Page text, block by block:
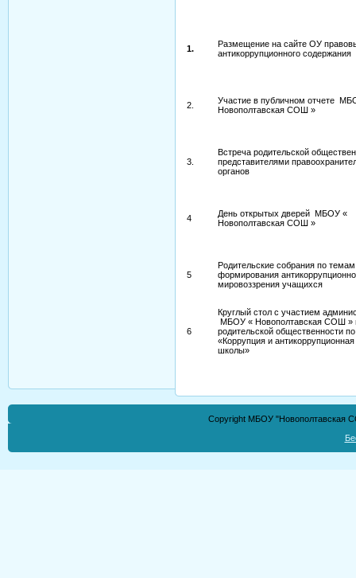
1.
Размещение на сайте ОУ
антикоррупционного содержания
2.
Участие в публичном отчете
Новополтавская СОШ »
3.
Встреча родительской
представителями
органов
4
День открытых дверей МБОУ «
Новополтавская СОШ »
5
Родительские собрания по темам
формирования
мировоззрения учащихся
6
Круглый стол с участием
МБОУ « Новополтавская СОШ »
родительской общественности
«Коррупция и антикоррупционная
школы»
Copyright МБОУ "Новополтавская